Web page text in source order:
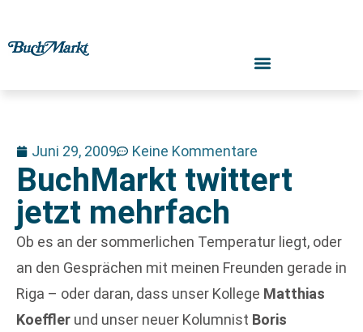
Juni 29, 2009 Keine Kommentare
BuchMarkt twittert
jetzt mehrfach
Ob es an der sommerlichen Temperatur liegt, oder
an den Gesprächen mit meinen Freunden gerade in
Riga – oder daran, dass unser Kollege Matthias
Koeffler und unser neuer Kolumnist Boris